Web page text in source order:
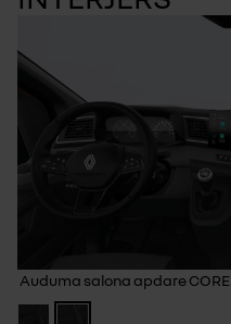
Auduma salona apdare CORE